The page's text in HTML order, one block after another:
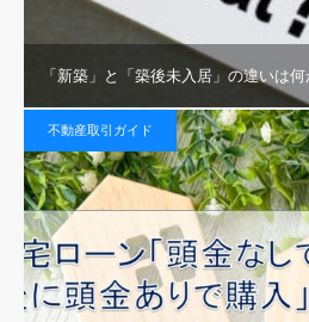
「新築」と「築後未入居」の違いは何
不動産取引ガイド